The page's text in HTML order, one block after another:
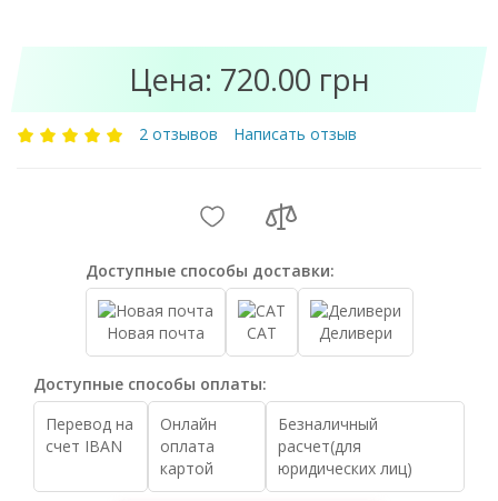
Цена: 720.00 грн
2 отзывов Написать отзыв
Доступные способы доставки:
Новая почта САТ Деливери
Доступные способы оплаты:
Перевод на
счет IBAN
Онлайн
оплата
картой
Безналичный
расчет(для
юридических лиц)